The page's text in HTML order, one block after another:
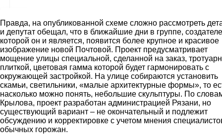
Правда, на опубликованной схеме сложно рассмотреть
и депутат обещал, что в ближайшие дни в группе,
которой он и является, появится более крупное и красивое
изображение новой Почтовой. Проект предусматривает
мощение улицы специальной, сделанной на заказ,
плиткой, цветовая гамма которой будет гармонировать с
окружающей застройкой. На улице собираются установить
скамьи, светильники, «малые архитектурные формы», то
насколько можно понять, небольшие скульптуры. По
Крылова, проект разработан администрацией Рязани, но
существующий вариант – не окончательный и подлежит
обсуждению и корректировке с учетом мнения
обычных горожан.